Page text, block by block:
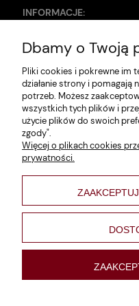
INFORMACJE:
Zwroty i reklamacje
Dane firmy
Jak szukać?
Polityka prywatności
Regulamin
Poltyka cookies
varsaviana
Nowości
Dbamy o Twoją
Pliki cookies i pokrewne im
działanie strony i
potrzeb. Możesz
wszystkich tych plików i
użycie plików do swoich
zgody".
Więcej o plikach cookies
prywatności.